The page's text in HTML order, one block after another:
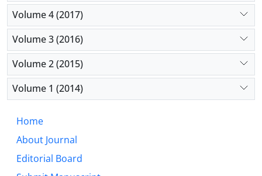
Volume 4 (2017)
Volume 3 (2016)
Volume 2 (2015)
Volume 1 (2014)
Home
About Journal
Editorial Board